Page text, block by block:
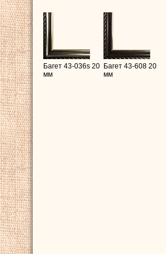
Багет 43-036s 20
мм
Багет 43-608 20
мм